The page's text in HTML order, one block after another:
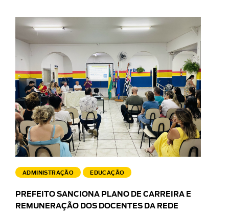
ADMINISTRAÇÃO EDUCAÇÃO
PREFEITO SANCIONA PLANO DE CARREIRA E
REMUNERAÇÃO DOS DOCENTES DA REDE